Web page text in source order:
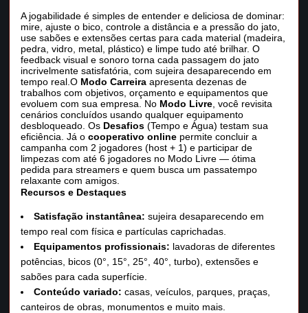
A jogabilidade é simples de entender e deliciosa de dominar:
mire, ajuste o bico, controle a distância e a pressão do jato,
use sabões e extensões certas para cada material (madeira,
pedra, vidro, metal, plástico) e limpe tudo até brilhar. O
feedback visual e sonoro torna cada passagem do jato
incrivelmente satisfatória, com sujeira desaparecendo em
tempo real.O Modo Carreira apresenta dezenas de
trabalhos com objetivos, orçamento e equipamentos que
evoluem com sua empresa. No Modo Livre , você revisita
cenários concluídos usando qualquer equipamento
desbloqueado. Os Desafios (Tempo e Água) testam sua
eficiência. Já ocooperativo online permite concluir a
campanha com 2 jogadores (host + 1) e participar de
limpezas com até 6 jogadores no Modo Livre — ótima
pedida para streamers e quem busca um passatempo
relaxante com amigos.
Recursos e Destaques
Satisfação instantânea: sujeira desaparecendo em
tempo real com física e partículas caprichadas.
Equipamentos profissionais: lavadoras de diferentes
potências, bicos (0°, 15°, 25°, 40°, turbo), extensões e
sabões para cada superfície.
Conteúdo variado: casas, veículos, parques, praças,
canteiros de obras, monumentos e muito mais.